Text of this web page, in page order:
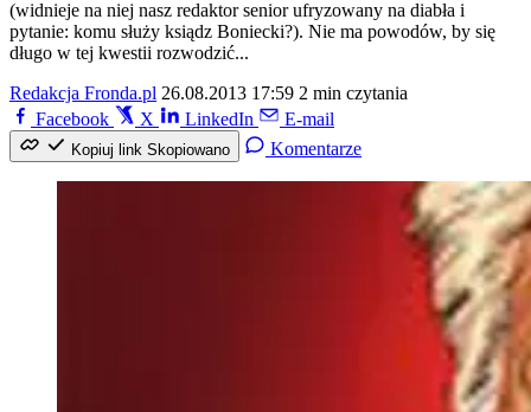
(widnieje na niej nasz redaktor senior ufryzowany na diabła i
pytanie: komu służy ksiądz Boniecki?). Nie ma powodów, by się
długo w tej kwestii rozwodzić...
Redakcja Fronda.pl 26.08.2013 17:59 2 min czytania
Facebook
X LinkedIn E-mail
Kopiuj link Skopiowano Komentarze